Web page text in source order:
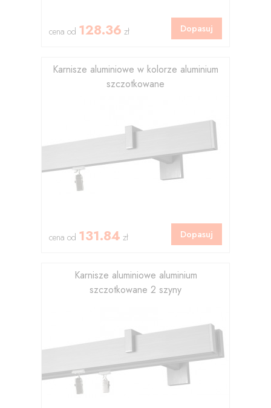
cena od 128.36 zł Dopasuj
Karnisze aluminiowe w kolorze aluminium
szczotkowane
cena od 131.84 zł Dopasuj
Karnisze aluminiowe aluminium
szczotkowane 2 szyny